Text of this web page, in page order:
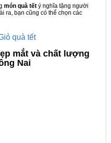
món quà tết ý nghĩa tặng người
ra, bạn cũng có thể chọn các
quà tết
mắt và chất lượng
Nai